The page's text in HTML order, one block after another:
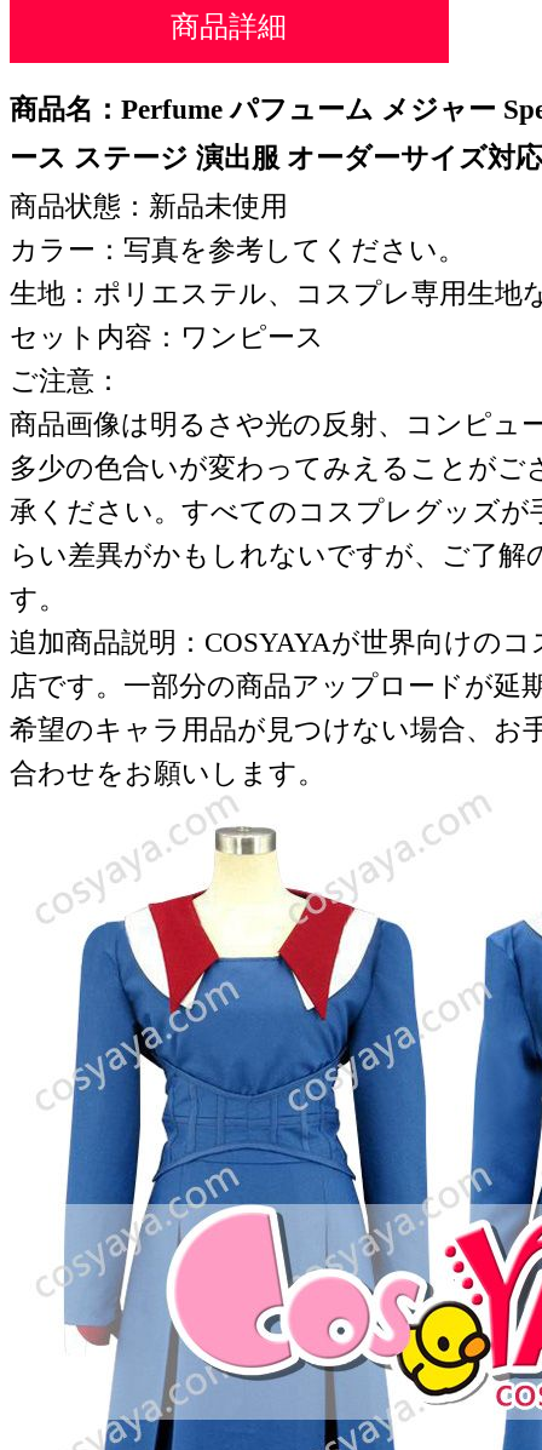
商品詳細
商品名：Perfume パフューム メジャー
ース ステージ 演出服 オーダーサイズ対
商品状態：新品未使用
カラー：写真を参考してください。
生地：ポリエステル、コスプレ専用生地
セット内容：ワンピース
ご注意：
商品画像は明るさや光の反射、コンピュ
多少の色合いが変わってみえることが
承ください。すべてのコスプレグッズが
らい差異がかもしれないですが、ご了解
す。
追加商品説明：COSYAYAが世界向けの
店です。一部分の商品アップロードが延
希望のキャラ用品が見つけない場合、お
合わせをお願いします。